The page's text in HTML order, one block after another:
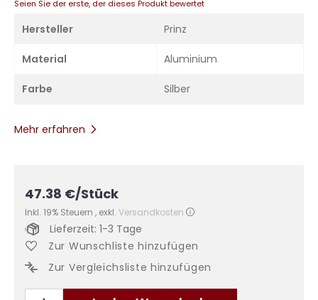
Seien Sie der erste, der dieses Produkt bewertet
Hersteller Prinz
Material Aluminium
Farbe Silber
Mehr erfahren
47.38 €/Stück
Inkl. 19% Steuern , exkl. Versandkosten
Lieferzeit: 1-3 Tage
Zur Wunschliste hinzufügen
Zur Vergleichsliste hinzufügen